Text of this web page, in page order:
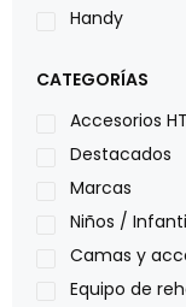
Handy
Leggero
Lumex
Medical Store
Nidek
Oxiplus
Philips
Pride
CATEGORÍAS
Accesorios
Destacados
Marcas
Niños /
Camas y
Equipo de